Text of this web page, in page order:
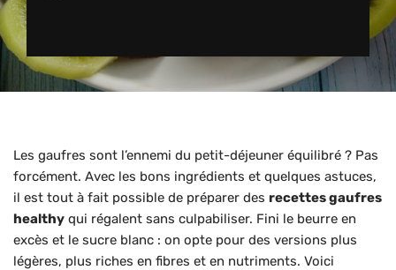
Les gaufres sont l’ennemi du petit-déjeuner équilibré ? Pas
forcément. Avec les bons ingrédients et quelques astuces,
il est tout à fait possible de préparer des recettes gaufres
healthy qui régalent sans culpabiliser. Fini le beurre en
excès et le sucre blanc : on opte pour des versions plus
légères, plus riches en fibres et en nutriments. Voici